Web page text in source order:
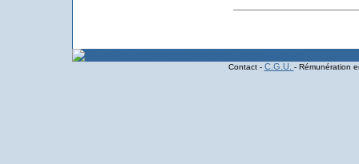
Contact - C.G.U. - Rémunération